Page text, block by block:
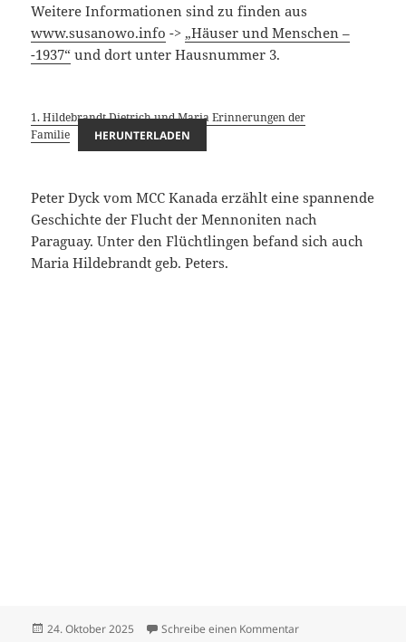
Weitere Informationen sind zu finden aus
www.susanowo.info -> „Häuser und Menschen –
-1937“ und dort unter Hausnummer 3.
1. Hildebrandt Dietrich und Maria Erinnerungen der
Familie
HERUNTERLADEN
Peter Dyck vom MCC Kanada erzählt eine spannende
Geschichte der Flucht der Mennoniten nach
Paraguay. Unter den Flüchtlingen befand sich auch
Maria Hildebrandt geb. Peters.
Veröffentlicht
24. Oktober 2025 Schreibe einen Kommentarzu Hildebrandt